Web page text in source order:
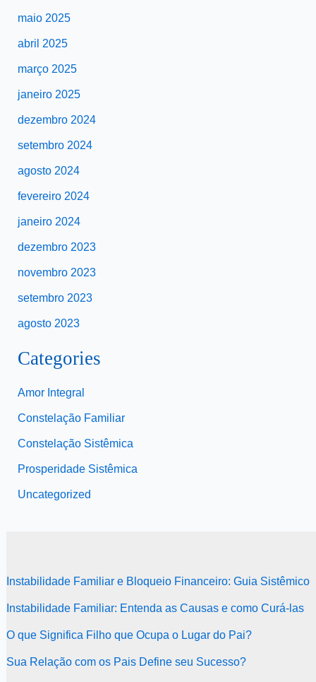
maio 2025
abril 2025
março 2025
janeiro 2025
dezembro 2024
setembro 2024
agosto 2024
fevereiro 2024
janeiro 2024
dezembro 2023
novembro 2023
setembro 2023
agosto 2023
Categories
Amor Integral
Constelação Familiar
Constelação Sistêmica
Prosperidade Sistêmica
Uncategorized
Instabilidade Familiar e Bloqueio Financeiro: Guia Sistêmico
Instabilidade Familiar: Entenda as Causas e como Curá-las
O que Significa Filho que Ocupa o Lugar do Pai?
Sua Relação com os Pais Define seu Sucesso?